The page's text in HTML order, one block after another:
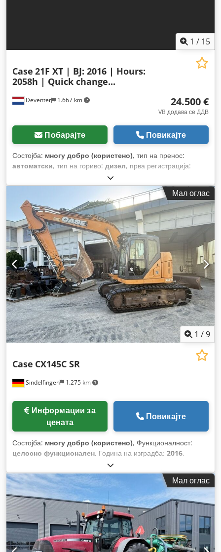
1 / 15
Deventer 1.667 km
Case 21F XT | BJ: 2016 | Hours:
2058h | Quick change...
24.500 €
VB додава се ДДВ
Побарајте Повикајте
Состојба: многу добро (користено), тип на пренос:
автоматски, тип на гориво: дизел, прва регистрација:
, Година на изградба:2016
h, Опрема:кабина,
Мал оглас
1 /9
Sindelfingen 1.275 km
Case CX145C SR
цената
Повикајте
Состојба: многу добро (користено), Функционалност:
целосно функционален, Година на изградба: 2016,
Мал оглас